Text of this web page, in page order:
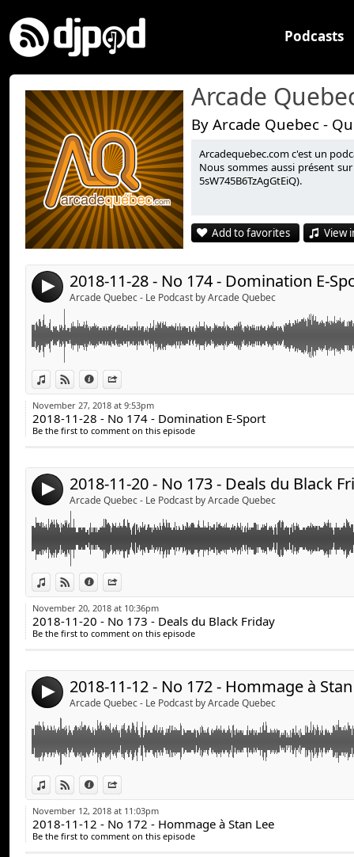
Podcasts
Arcade
By Arcade Quebec -
Arcadequebec.com c'est un
Nous sommes aussi présent
5sW745B6TzAgGtEiQ).
Add to favorites View
4 2018-11-28 - No 174 - Domination E-
Arcade Quebec - Le Podcast by Arcade Quebec
View in iTunes
View on Djpod
Information
Link:
Widget:
Share:
Post:
Send by email
Cette semaine, une entrevue exclusive avec
l’événement La Console Qui Console.
Informations complémentaires :
Domination E-Sport :https://www.facebook.com/
v=tWVcKI7ZC7M
No Man’s Sky (The Visions update) :https://youtu.be/
Avec :
Stéphane Goulet (@pinponey)
Guillaume Duplain (@gyom999)
Jeff Dion (@JF_dion)
Suivez-nous :
arcadequebec.com
twitter : @arcadeqc
twitch.tv/arcadeqc
Merci!
November 27, 2018 at 9:53pm
2018-11-28 - No 174 - Domination E-Sport
Be the first to comment on this episode
4 2018-11-20 - No 173 - Deals du Black
Arcade Quebec - Le Podcast by Arcade Quebec
View in iTunes
View on Djpod
Information
Link:
Widget:
Share:
Cette semaine, les deals du Black Friday avec Francis
Informations complémentaires :
Le roi du Deal (Facebook) :https://
https://www.facebook.com/
Avec :
Stéphane Goulet (@pinponey)
Guillaume Duplain (@gyom999)
Jeff Dion (@JF_dion)
Suivez-nous :
arcadequebec.com
facebook.com/arcadequebec
twitter : @arcadeqc
twitch.tv/arcadeqc
November 20, 2018 at 10:36pm
2018-11-20 - No 173 - Deals du Black Friday
Be the first to comment on this episode
4 2018-11-12 - No 172 - Hommage à
Arcade Quebec - Le Podcast by Arcade Quebec
View in iTunes
View on Djpod
Information
Link:
Widget:
Share:
Cette semaine, un hommage à Stan Lee via les jeux
Lajoie de l’émission Les Geeks Contre-Attaquent.
Informations complémentaires :
https://en.wikipedia.org/wiki/Stan_Lee
Les Geeks Contre-Attaquent :
https://www.facebook.com/lesgeekscontreattaquent/
Avec :
Stéphane Goulet (@pinponey)
Guillaume Duplain (@gyom999)
Jeff Dion (@JF_dion)
Suivez-nous :
arcadequebec.com
November 12, 2018 at 11:03pm
2018-11-12 - No 172 - Hommage à Stan Lee
Be the first to comment on this episode
Link:
Widget:
Share:
Cette semaine, nous recevons pour la toute
Le roi du deal et on parle du Blizzcon 2018 avec
Immortal.
Informations complémentaires :